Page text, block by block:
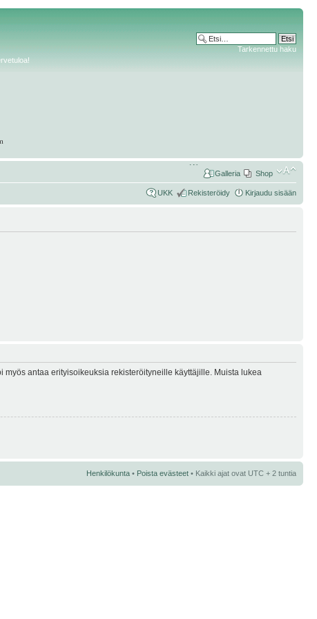
Tarkennettu haku
Shop
Galleria
UKK Rekisteröidy Kirjaudu sisään
antaa erityisoikeuksia rekisteröityneille käyttäjille. Muista lukea
Henkilökunta • Poista evästeet • Kaikki ajat ovat UTC + 2 tuntia